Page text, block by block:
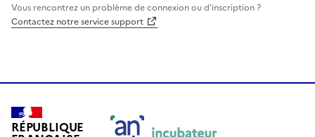
Vous rencontrez un problème de connexion ou d'inscription ?
Contactez notre service support
RÉPUBLIQUE